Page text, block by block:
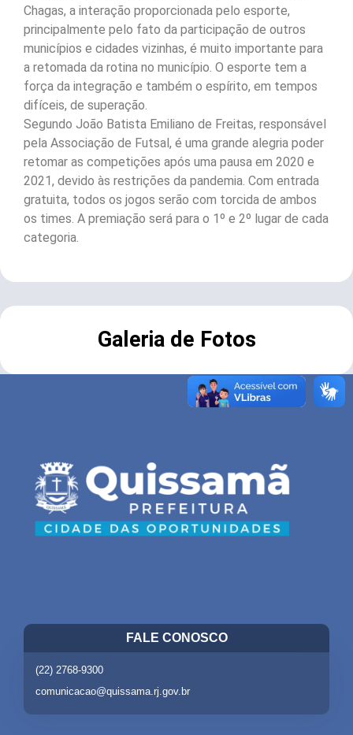
Chagas, a interação proporcionada pelo esporte,
principalmente pelo fato da participação de outros
municípios e cidades vizinhas, é muito importante para
a retomada da rotina no município. O esporte tem a
força da integração e também o espírito, em tempos
difíceis, de superação.
Segundo João Batista Emiliano de Freitas, responsável
pela Associação de Futsal, é uma grande alegria poder
retomar as competições após uma pausa em 2020 e
2021, devido às restrições da pandemia. Com entrada
gratuita, todos os jogos serão com torcida de ambos
os times. A premiação será para o 1º e 2º lugar de cada
categoria.
Galeria de Fotos
FALE CONOSCO
(22) 2768-9300
comunicacao@quissama.rj.gov.br